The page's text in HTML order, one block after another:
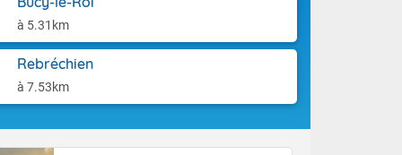
à 5.31km
Rebréchien
à 7.53km
moins
à 30
35 degrés